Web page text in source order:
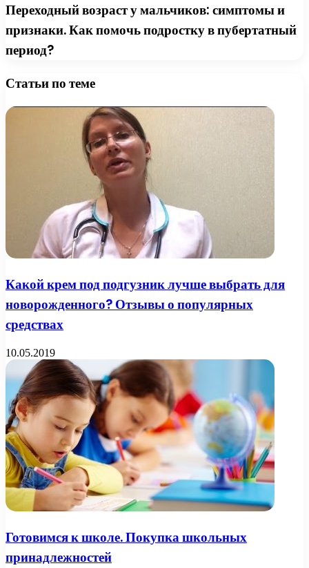
Переходный возраст у мальчиков: симптомы и
признаки. Как помочь подростку в пубертатный
период?
Статьи по теме
Какой крем под подгузник лучше выбрать для
новорожденного? Отзывы о популярных
средствах
10.05.2019
Готовимся к школе. Покупка школьных
принадлежностей